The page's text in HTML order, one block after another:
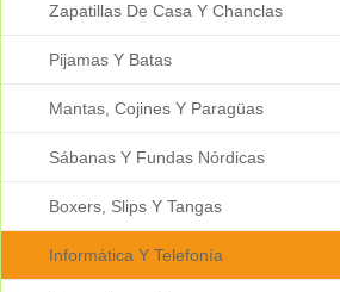
Zapatillas De Casa Y Chanclas
Pijamas Y Batas
Mantas, Cojines Y Paragüas
Sábanas Y Fundas Nórdicas
Boxers, Slips Y Tangas
Informática Y Telefonía